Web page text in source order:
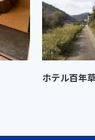
ホテル百年